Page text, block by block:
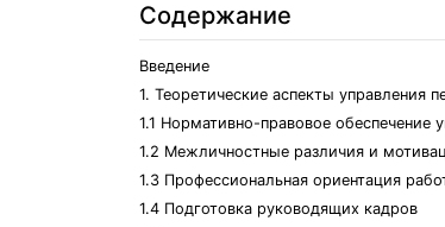
Содержание
Введение
1. Теоретические аспекты управления
1.1 Нормативно-правовое обеспечение
1.2 Межличностные различия и
1.3 Профессиональная ориентация
1.4 Подготовка руководящих кадров